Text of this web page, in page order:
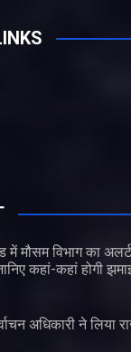
में मौसम विभाग का
कहां-कहां होगी
अधिकारी ने लिया